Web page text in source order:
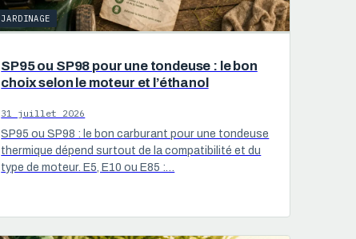
JARDINAGE
SP95 ou SP98 pour une tondeuse : le bon
choix selon le moteur et l’éthanol
31 juillet 2026
SP95 ou SP98 : le bon carburant pour une tondeuse
thermique dépend surtout de la compatibilité et du
type de moteur. E5, E10 ou E85 :…